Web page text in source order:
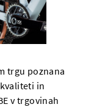
trgu poznana
in
v trgovinah